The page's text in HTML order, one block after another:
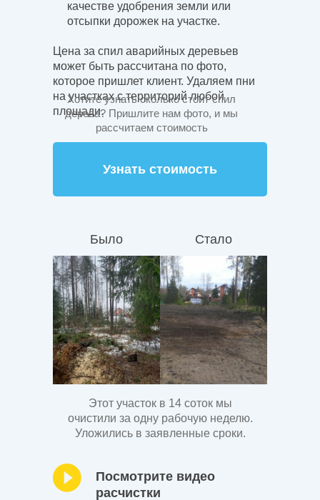
качестве удобрения земли или
отсыпки дорожек на участке.
Цена за спил аварийных деревьев
может быть рассчитана по фото,
которое пришлет клиент. Удаляем пни
на участках с территорий любой
площади.
Узнать стоимость
Хотите узнать сколько стоит спил
дерева? Пришлите нам фото, и мы
рассчитаем стоимость
Посмотрите видео
расчистки
Этот участок в 14 соток мы
очистили за одну рабочую неделю.
Уложились в заявленные сроки.
Было Стало